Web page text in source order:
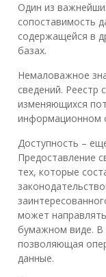
Один из
сопоставимость
содержащейся в
базах.
Немаловажное
сведений. Реестр
изменяющихся
информационном
Доступность –
Предоставление
тех, которые
может
бумажном виде.
позволяющая
данные.